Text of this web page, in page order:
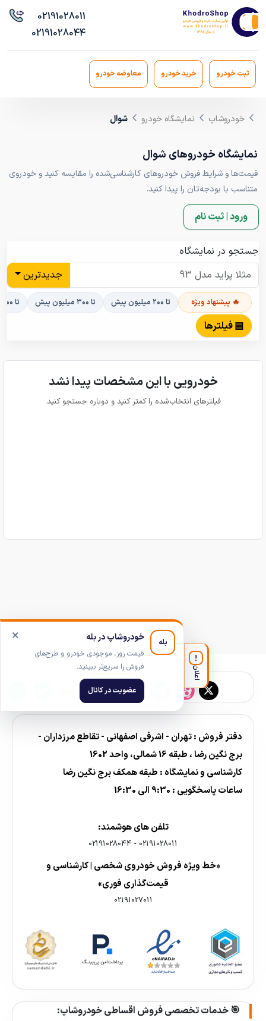
02191028011
02191028044
ثبت خودرو خرید خودرو معاوضه خودرو
خودروشاپ نمایشگاه خودرو شوال
نمایشگاه خودروهای شوال
قیمت‌ها و شرایط فروش خودروهای کارشناسی‌شده را مقایسه کنید و خودروی
متناسب با بودجه‌تان را پیدا کنید.
ورود | ثبت نام
جستجو در نمایشگاه
جدیدترین
🔥 پیشنهاد ویژه تا ۲۰۰ میلیون پیش تا ۳۰۰ میلیون پیش تا ۴۰۰ میلیون پیش
▤ فیلترها
خودرویی با این مشخصات پیدا نشد
فیلترهای انتخاب‌شده را کمتر کنید و دوباره جستجو کنید.
دفتر فروش : تهران - اشرفی اصفهانی - تقاطع مرزداران -
برج نگین رضا ، طبقه 16 شمالی، واحد 1602
کارشناسی و نمایشگاه : طبقه همکف برج نگین رضا
ساعات پاسخگویی : 9:30 الی 16:30
تلفن های هوشمند:
02191028011
-
02191028044
«خط ویژه فروش خودروی شخصی | کارشناسی و
قیمت‌گذاری فوری»
02191027011
🎯 خدمات تخصصی فروش اقساطی خودروشاپ:
!
اعلان
× بله خودروشاپ در بله
قیمت روز، موجودی خودرو و طرح‌های
فروش را سریع‌تر ببینید.
عضویت در کانال